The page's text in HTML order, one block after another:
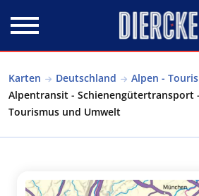
Karten Deutschland
Alpen -
Alpentransit - Schienengütertransport
Tourismus und Umwelt